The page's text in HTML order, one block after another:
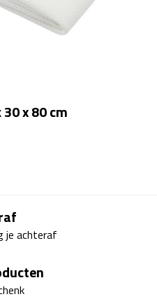
x 80 cm
je achteraf